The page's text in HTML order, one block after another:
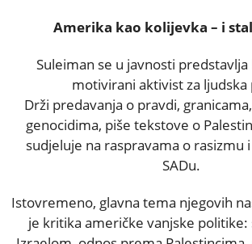
Amerika kao kolijevka – i
Suleiman se u javnosti
motivirani aktivist za ljudska
Drži predavanja o pravdi,
genocidima, piše tekstove o
sudjeluje na raspravama o rasizmu
SADu.
Istovremeno, glavna tema njegovih
je kritika američke vanjske politike: